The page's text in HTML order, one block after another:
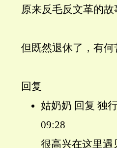
原来反毛反文革的故
但既然退休了，有
回复
姑奶奶 回复 独
09:28
很高兴在这里遇